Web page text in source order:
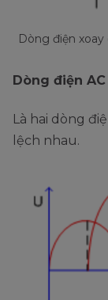
Dòng điện
Dòng điện
Là hai dòng
lệch nhau.